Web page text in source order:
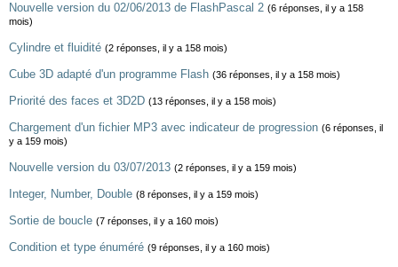
Nouvelle version du 02/06/2013 de FlashPascal 2 (6 réponses, il y a 158
mois)
Cylindre et fluidité (2 réponses, il y a 158 mois)
Cube 3D adapté d'un programme Flash (36 réponses, il y a 158 mois)
Priorité des faces et 3D2D (13 réponses, il y a 158 mois)
Chargement d'un fichier MP3 avec indicateur de progression (6 réponses, il
y a 159 mois)
Nouvelle version du 03/07/2013 (2 réponses, il y a 159 mois)
Integer, Number, Double (8 réponses, il y a 159 mois)
Sortie de boucle (7 réponses, il y a 160 mois)
Condition et type énuméré (9 réponses, il y a 160 mois)